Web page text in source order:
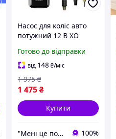
Насос для коліс авто
потужний 12 В XO
доступний від
акумулятора, Насоси
вело та мото
Готово до відправки
від 148₴/міс
1 475₴
1 975 ₴
Купити
"Мені це потрібно" 100%